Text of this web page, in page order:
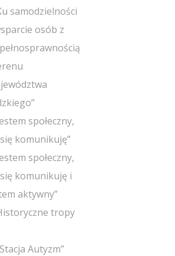
samodzielności
osób z
społeczny,
komunikuję”
społeczny,
komunikuję i
aktywny”
tropy
Autyzm”